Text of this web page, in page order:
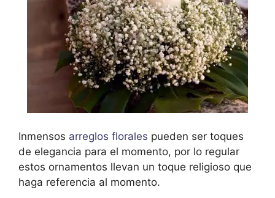
Inmensos arreglos florales pueden ser toques
de elegancia para el momento, por lo regular
estos ornamentos llevan un toque religioso que
haga referencia al momento.